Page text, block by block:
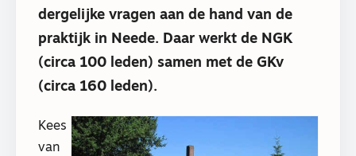
dergelijke vragen aan de hand van de
praktijk in Neede. Daar werkt de NGK
(circa 100 leden) samen met de GKv
(circa 160 leden).
Kees
van